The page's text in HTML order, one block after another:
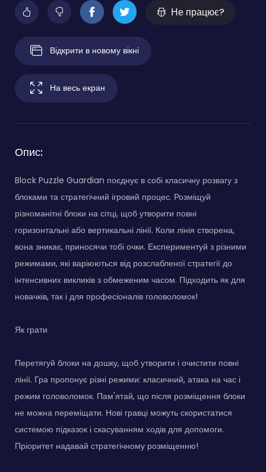
Не працює?
Відкрити в новому вікні
На весь екран
Опис:
Block Puzzle Guardian поєднує в собі класичну розвагу з
блоками та стратегічний ігровий процес. Розміщуй
різноманітні блоки на сітці, щоб утворити повні
горизонтальні або вертикальні лінії. Коли лінія створена,
вона зникає, приносячи тобі очки. Експериментуй з різними
режимами, які варіюються від розслабленої стратегії до
інтенсивних викликів з обмеженим часом. Підходить як для
новачків, так і для професіоналів головоломок!
Як грати
Перетягуй блоки на дошку, щоб утворити і очистити повні
лінії. Гра пропонує різні режими: класичний, атака на час і
режим головоломок. Пам'ятай, що після розміщення блоки
не можна переміщати. Нові гравці можуть скористатися
системою підказок і скасуванням ходів для допомоги.
Пріоритет надавай стратегічному розміщенню!